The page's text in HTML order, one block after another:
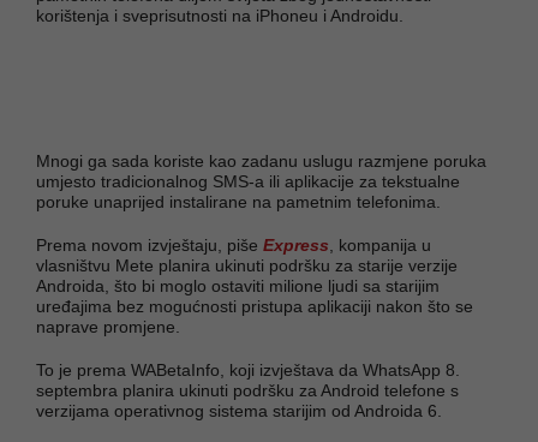
korištenja i sveprisutnosti na iPhoneu i Androidu.
Mnogi ga sada koriste kao zadanu uslugu razmjene poruka
umjesto tradicionalnog SMS-a ili aplikacije za tekstualne
poruke unaprijed instalirane na pametnim telefonima.
Prema novom izvještaju, piše Express , kompanija u
vlasništvu Mete planira ukinuti podršku za starije verzije
Androida, što bi moglo ostaviti milione ljudi sa starijim
uređajima bez mogućnosti pristupa aplikaciji nakon što se
naprave promjene.
To je prema WABetaInfo, koji izvještava da WhatsApp 8.
septembra planira ukinuti podršku za Android telefone s
verzijama operativnog sistema starijim od Androida 6.